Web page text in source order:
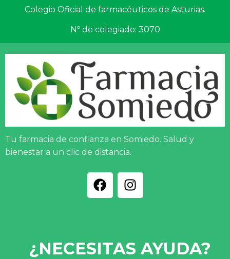
Colegio Oficial de farmacéuticos de Asturias.
Nº de colegiado: 3070
Tu farmacia de confianza en Somiedo. Salud y
bienestar a un clic de distancia.
¿NECESITAS AYUDA?